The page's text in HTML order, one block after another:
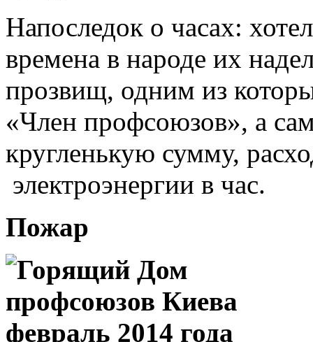
Напоследок о часах:
времена в народе их
прозвищ, одним из
«Член профсоюзов», а
кругленькую сумму,
электроэнергии в час.
Пожар